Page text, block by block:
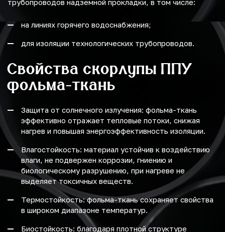
трубопроводов надземной прокладки, в том числе:
на линиях горячего водоснабжения;
для изоляции технологических трубопроводов.
Свойства скорлупы ППУ
фольма-ткань
Защита от солнечного излучения: фольма-ткань
эффективно отражает тепловые потоки, снижая
нагрев и повышая энергоэффективность изоляции.
Влагостойкость: материал устойчив к воздействию
влаги, не подвержен коррозии, гниению и
биологическому разрушению, при нагреве не
выделяет токсичных веществ.
Термостойкость: фольма-ткань сохраняет свойства
в широком диапазоне температур.
Биостойкость: благодаря плотной структуре